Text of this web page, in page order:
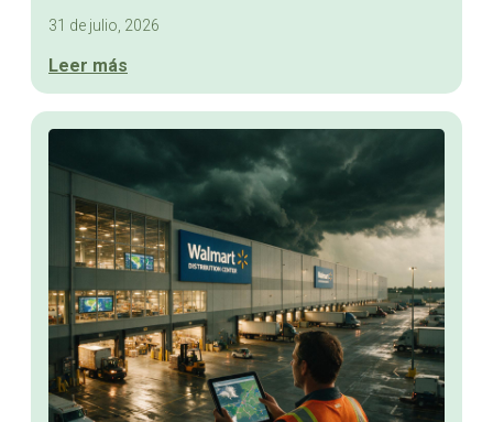
31 de julio, 2026
Leer más